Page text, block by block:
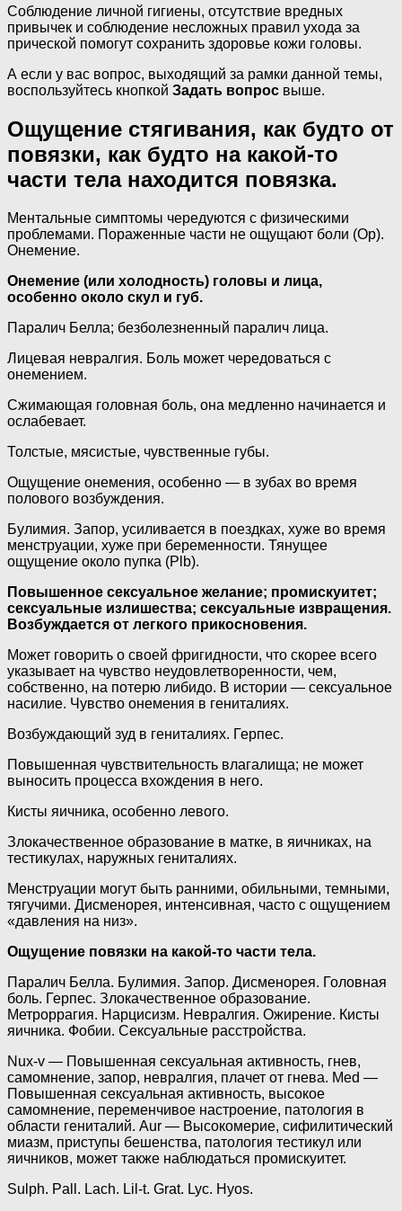
Соблюдение личной гигиены, отсутствие вредных
привычек и соблюдение несложных правил ухода за
прической помогут сохранить здоровье кожи головы.
А если у вас вопрос, выходящий за рамки данной темы,
воспользуйтесь кнопкой Задать вопрос выше.
Ощущение стягивания, как будто от
повязки, как будто на какой-то
части тела находится повязка.
Ментальные симптомы чередуются с физическими
проблемами. Пораженные части не ощущают боли (Op).
Онемение.
Онемение (или холодность) головы и лица,
особенно около скул и губ.
Паралич Белла; безболезненный паралич лица.
Лицевая невралгия. Боль может чередоваться с
онемением.
Сжимающая головная боль, она медленно начинается и
ослабевает.
Толстые, мясистые, чувственные губы.
Ощущение онемения, особенно — в зубах во время
полового возбуждения.
Булимия. Запор, усиливается в поездках, хуже во время
менструации, хуже при беременности. Тянущее
ощущение около пупка (Рlb).
Повышенное сексуальное желание; промискуитет;
сексуальные излишества; сексуальные извращения.
Возбуждается от легкого прикосновения.
Может говорить о своей фригидности, что скорее всего
указывает на чувство неудовлетворенности, чем,
собственно, на потерю либидо. В истории — сексуальное
насилие. Чувство онемения в гениталиях.
Возбуждающий зуд в гениталиях. Герпес.
Повышенная чувствительность влагалища; не может
выносить процесса вхождения в него.
Кисты яичника, особенно левого.
Злокачественное образование в матке, в яичниках, на
тестикулах, наружных гениталиях.
Менструации могут быть ранними, обильными, темными,
тягучими. Дисменорея, интенсивная, часто с ощущением
«давления на низ».
Ощущение повязки на какой-то части тела.
Паралич Белла. Булимия. Запор. Дисменорея. Головная
боль. Герпес. Злокачественное образование.
Метроррагия. Нарцисизм. Невралгия. Ожирение. Кисты
яичника. Фобии. Сексуальные расстройства.
Nux-v — Повышенная сексуальная активность, гнев,
самомнение, запор, невралгия, плачет от гнева. Med —
Повышенная сексуальная активность, высокое
самомнение, переменчивое настроение, патология в
области гениталий. Aur — Высокомерие, сифилитический
миазм, приступы бешенства, патология тестикул или
яичников, может также наблюдаться промискуитет.
Sulph. Pall. Lach. Lil-t. Grat. Lyc. Hyos.